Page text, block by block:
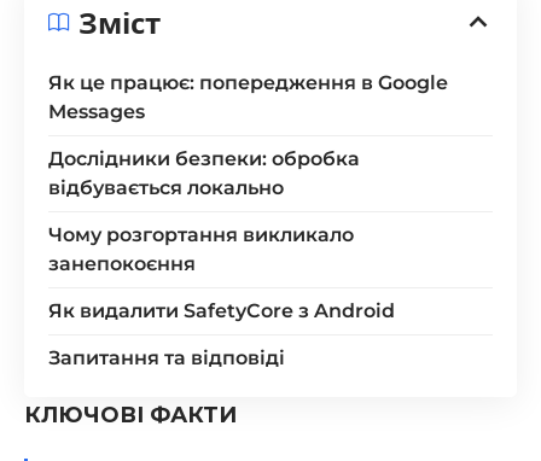
Зміст
Як це працює: попередження в Google
Messages
Дослідники безпеки: обробка
відбувається локально
Чому розгортання викликало
занепокоєння
Як видалити SafetyCore з Android
Запитання та відповіді
КЛЮЧОВІ ФАКТИ